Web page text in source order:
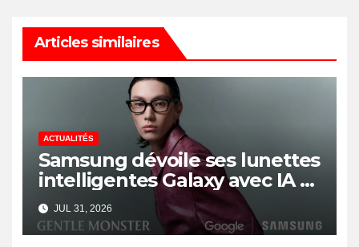
Articles similaires
ACTUALITÉS
Samsung dévoile ses lunettes
intelligentes Galaxy avec IA et
Gemini
JUL 31, 2026